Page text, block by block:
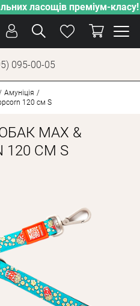
ласощів преміум-класу!
095-00-05
КОТІВ
доставка
лояльності
Амуніція
120 см S
MAX &
120 СМ S